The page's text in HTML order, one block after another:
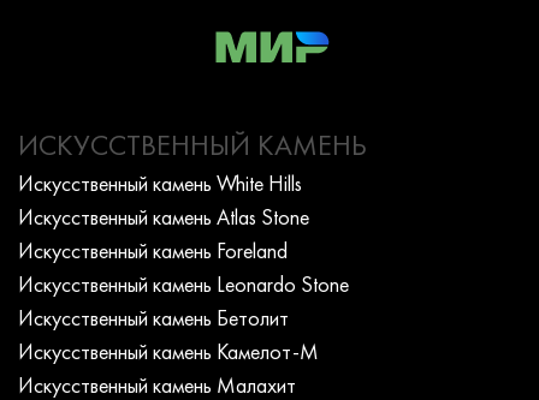
ИСКУССТВЕННЫЙ КАМЕНЬ
Искусcтвенный камень White Hills
Искусcтвенный камень Atlas Stone
Искусcтвенный камень Foreland
Искусcтвенный камень Leonardo Stone
Искусcтвенный камень Бетолит
Искусcтвенный камень Камелот-М
Искусcтвенный камень Малахит